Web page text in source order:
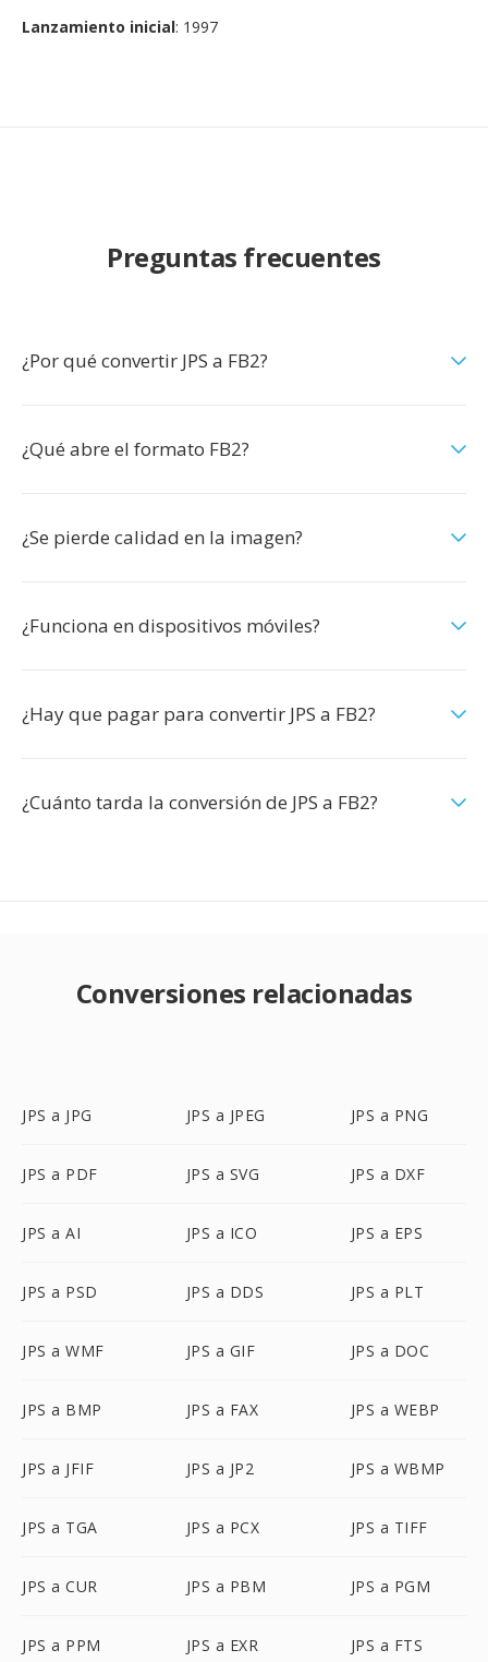
Lanzamiento inicial: 1997
Preguntas frecuentes
¿Por qué convertir JPS a FB2?
¿Qué abre el formato FB2?
¿Se pierde calidad en la imagen?
¿Funciona en dispositivos móviles?
¿Hay que pagar para convertir JPS a FB2?
¿Cuánto tarda la conversión de JPS a FB2?
Conversiones relacionadas
JPS a JPG JPS a JPEG JPS a PNG
JPS a PDF JPS a SVG JPS a DXF
JPS a AI JPS a ICO JPS a EPS
JPS a PSD JPS a DDS JPS a PLT
JPS a WMF JPS a GIF JPS a DOC
JPS a BMP JPS a FAX JPS a WEBP
JPS a JFIF JPS a JP2 JPS a WBMP
JPS a TGA JPS a PCX JPS a TIFF
JPS a CUR JPS a PBM JPS a PGM
JPS a PPM JPS a EXR JPS a FTS